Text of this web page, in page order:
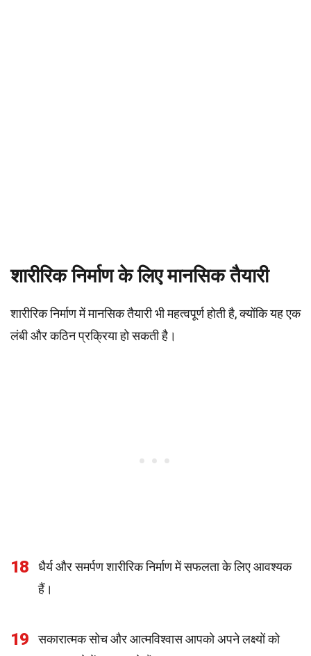
शारीरिक निर्माण के लिए मानसिक तैयारी
शारीरिक निर्माण में मानसिक तैयारी भी महत्वपूर्ण होती है, क्योंकि यह एक
लंबी और कठिन प्रक्रिया हो सकती है।
18
धैर्य और समर्पण शारीरिक निर्माण में सफलता के लिए आवश्यक
हैं।
19
सकारात्मक सोच और आत्मविश्वास आपको अपने लक्ष्यों को